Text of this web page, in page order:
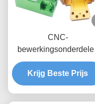
CNC-
voor metaal op maat
Aluminium CNC-
Krijg Beste Prijs